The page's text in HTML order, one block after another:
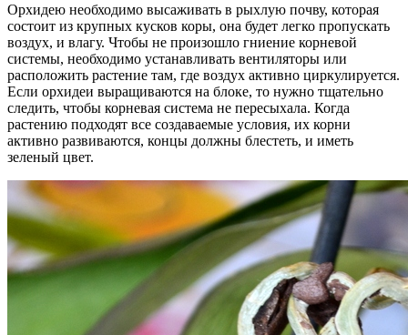
Орхидею необходимо высаживать в рыхлую почву, которая
состоит из крупных кусков коры, она будет легко пропускать
воздух, и влагу. Чтобы не произошло гниение корневой
системы, необходимо устанавливать вентиляторы или
расположить растение там, где воздух активно циркулируется.
Если орхидеи выращиваются на блоке, то нужно тщательно
следить, чтобы корневая система не пересыхала. Когда
растению подходят все создаваемые условия, их корни
активно развиваются, концы должны блестеть, и иметь
зеленый цвет.